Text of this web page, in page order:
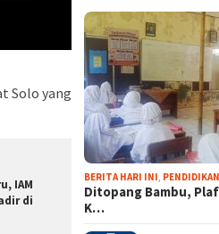
Solo yang
IAM
di
BERITA HARI INI PENDIDIKAN
Ditopang Bambu,
K…